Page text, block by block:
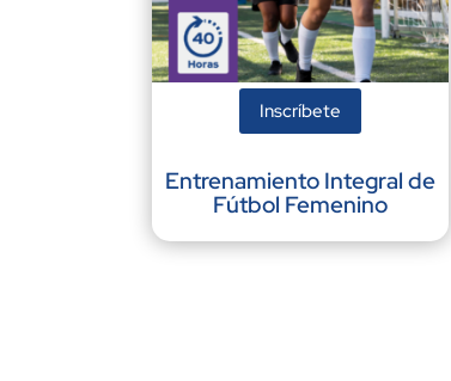
Inscríbete
Entrenamiento Integral de
Fútbol Femenino